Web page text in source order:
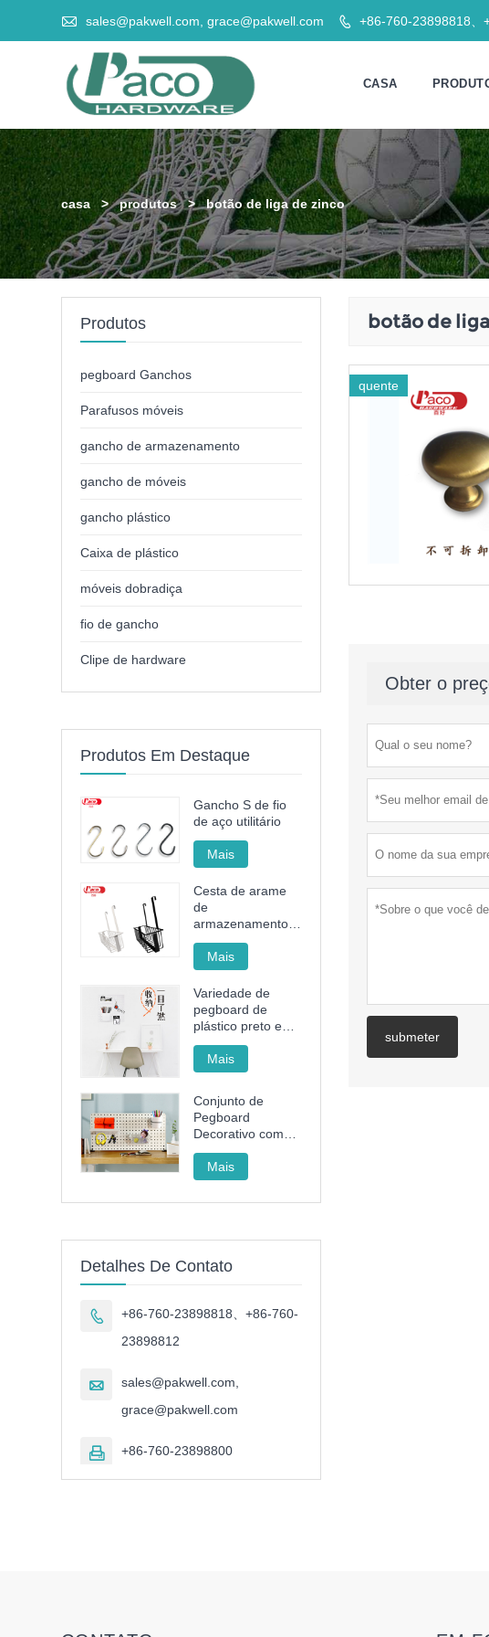
 sales@pakwell.com, grace@pakwell.com  +86-760-23898818、
CASA
casa > produtos > botão de liga de zinco
botão de
quente
Obter o
submeter
Produtos
pegboard Ganchos
Parafusos móveis
gancho de armazenamento
gancho de móveis
gancho plástico
Caixa de plástico
móveis dobradiça
fio de gancho
Clipe de hardware
Produtos Em Destaque
Gancho S de fio
de aço utilitário
Mais
Cesta de arame
de
armazenamento
de aço sem
perfurações
Mais
Variedade de
pegboard de
plástico preto e
branco
Mais
Conjunto de
Pegboard
Decorativo com
Rack, Cesto e
Copo para
Organizar
Mais
Detalhes De Contato

+86-760-23898818、+86-760-
23898812

sales@pakwell.com,
grace@pakwell.com
 +86-760-23898800